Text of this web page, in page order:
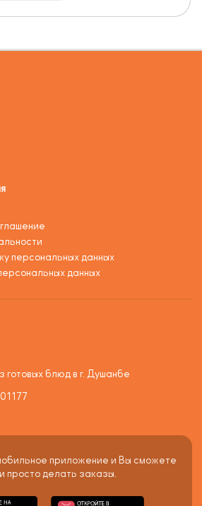
персональных данных
данных
готовых блюд в г. Душанбе
приложение и Вы сможете
просто делать заказы.